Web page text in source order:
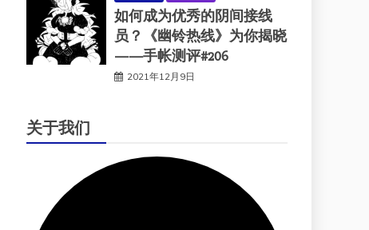
如何成为优秀的阴间接线
员？《幽铃热线》为你揭晓
——手帐测评#206
2021年12月9日
关于我们